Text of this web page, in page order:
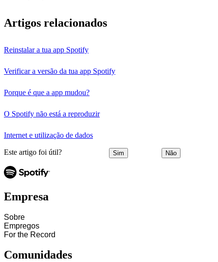
Artigos relacionados
Reinstalar a tua app Spotify
Verificar a versão da tua app Spotify
Porque é que a app mudou?
O Spotify não está a reproduzir
Internet e utilização de dados
Este artigo foi útil? Sim Não
Empresa
Sobre
Empregos
For the Record
Comunidades